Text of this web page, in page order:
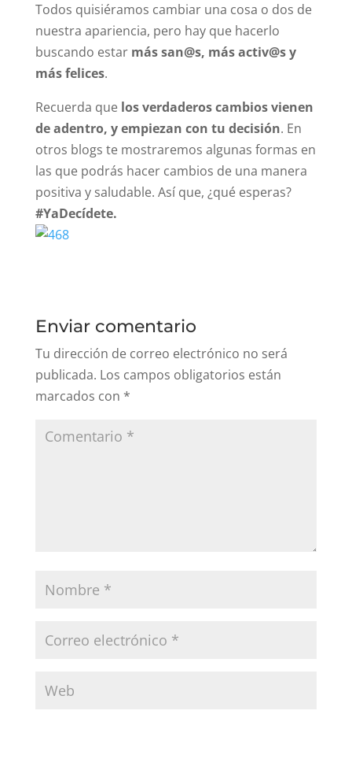
Todos quisiéramos cambiar una cosa o dos de
nuestra apariencia, pero hay que hacerlo
buscando estar más san@s, más activ@s y
más felices.
Recuerda que los verdaderos cambios vienen
de adentro, y empiezan con tu decisión. En
otros blogs te mostraremos algunas formas en
las que podrás hacer cambios de una manera
positiva y saludable. Así que, ¿qué esperas?
#YaDecídete.
Enviar comentario
Tu dirección de correo electrónico no será
publicada. Los campos obligatorios están
marcados con *